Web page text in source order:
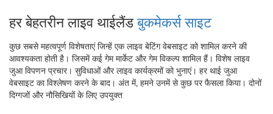
हर बेहतरीन लाइव थाईलैंडबुकमेकर्स साइट
कुछ सबसे महत्वपूर्ण विशेषताएं जिन्हें एक लाइव बेटिंग वेबसाइट को शामिल करने की
आवश्यकता होती है। जिसमें कई गेम मार्केट और गेम विकल्प शामिल हैं। विशेष लाइव
जुआ विपणन प्रचार। सुविधाओं और लाइव कार्यक्रमों को भुनाएं। हर थाई जुआ
वेबसाइट का विश्लेषण करने के बाद। अंत में, हमने उनमें से कुछ पर फैसला किया। दोनों
दिग्गजों और नौसिखियों के लिए उपयुक्त